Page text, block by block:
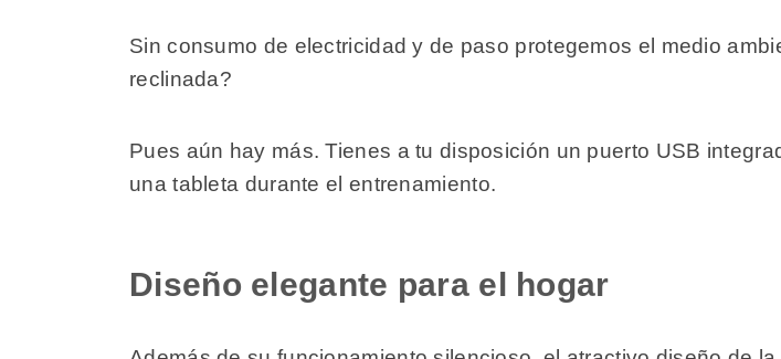
Sin consumo de electricidad y de paso protegemos el medio
reclinada?
Pues aún hay más. Tienes a tu disposición un puerto USB
una tableta durante el entrenamiento.
Diseño elegante para el hogar